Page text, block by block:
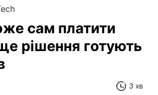
сам платити
рішення готують
3 хв